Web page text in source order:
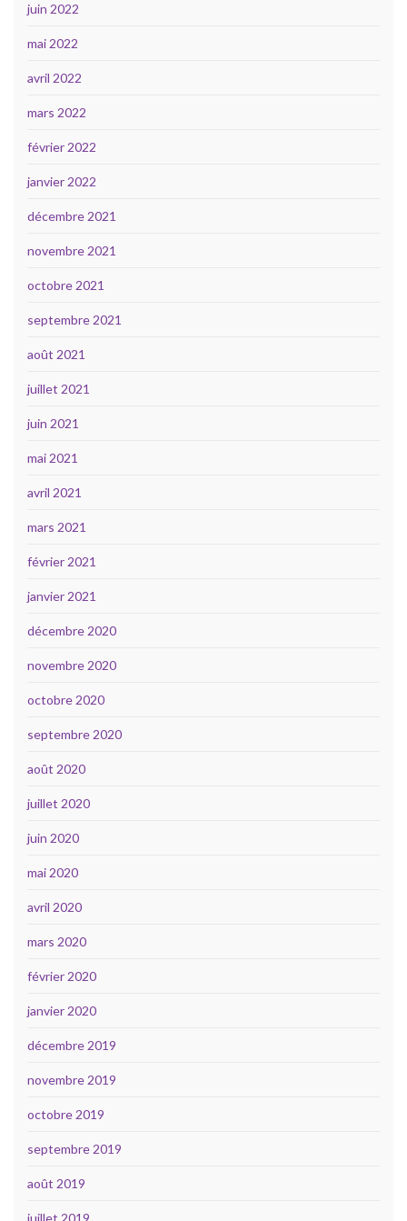
juin 2022
mai 2022
avril 2022
mars 2022
février 2022
janvier 2022
décembre 2021
novembre 2021
octobre 2021
septembre 2021
août 2021
juillet 2021
juin 2021
mai 2021
avril 2021
mars 2021
février 2021
janvier 2021
décembre 2020
novembre 2020
octobre 2020
septembre 2020
août 2020
juillet 2020
juin 2020
mai 2020
avril 2020
mars 2020
février 2020
janvier 2020
décembre 2019
novembre 2019
octobre 2019
septembre 2019
août 2019